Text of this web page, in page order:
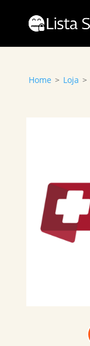
Home > Loja >